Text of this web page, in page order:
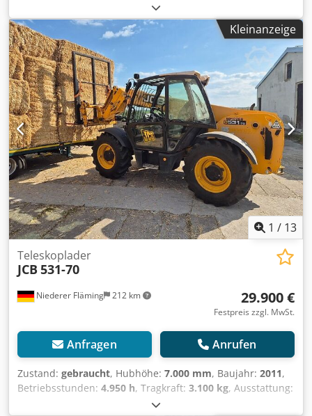
, JCB 535-125 Baujahr 2019 ca. 2.108
Stunden Klima JCB Motor Eco Max 4,4 Liter ohne DPF oder
Abgasnachbehandlung 3 Steuerkreis 3 Lenkarten -
Vorderrad-Hundegang-Allrad Codpfx Aaey Tz Dwjmorf
Hubhöhe 12 m Tragkraft 3,5 to Michelinbereift ca. 70%
Preis 39.900,00 € netto Gegen Aufpreis erhältlich
Erdschaufel 1.490,00 € netto Leichtgutschaufel 2 m³
2.100,00 € netto Leichtgutschaufel 2,7 m³ 2.150,00 € netto
Leichtgutschaufel mit doppelter Schürfleiste
(Wendemesser) 2 m³ 2.250,00 € netto Leichtgutschaufel mit
doppelter Schürfleiste (Wendemesser) 2,7 m³ 2.450,00 €
netto Für JCB oder Manitou, Claas, Merlo Arbeitskorb klein
1,2m breit 990,00 € netto Arbeitskorb groß 2m breit
1.550,00 € netto Besichtigung jederzeit möglich, nach
telefonischer Temin Absprache. Alle Angaben ohne
Gewähr.
Kleinanzeige
1 / 13
Niederer Fläming 212 km
Teleskoplader
JCB 531-70
29.900 €
Festpreis zzgl. MwSt.
Anfragen Anrufen
Zustand: gebraucht, Hubhöhe: 7.000 mm, Baujahr: 2011,
Betriebsstunden: 4.950 h, Tragkraft: 3.100 kg, Ausstattung:
, JCB 531-70 Baujahr 2011 ca. 4950 Stunden (ist